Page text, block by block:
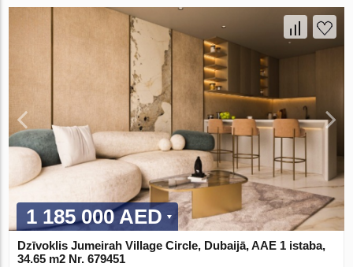
1 185 000 AED
Dzīvoklis Jumeirah Village Circle, Dubaijā, AAE 1 istaba,
34.65 m2 Nr. 679451